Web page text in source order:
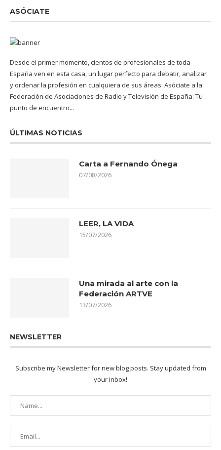
ASÓCIATE
Desde el primer momento, cientos de profesionales de toda
España ven en esta casa, un lugar perfecto para debatir, analizar
y ordenar la profesión en cualquiera de sus áreas. Asóciate a la
Federación de Asociaciones de Radio y Televisión de España: Tu
punto de encuentro...
ÚLTIMAS NOTICIAS
Carta a Fernando Ónega
07/08/2026
LEER, LA VIDA
15/07/2026
Una mirada al arte con la
Federación ARTVE
13/07/2026
NEWSLETTER
Subscribe my Newsletter for new blog posts. Stay updated from
your inbox!